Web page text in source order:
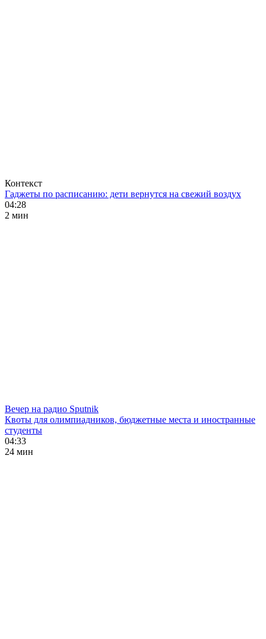
Контекст
Гаджеты по расписанию: дети вернутся на свежий воздух
04:28
2 мин
Вечер на радио Sputnik
Квоты для олимпиадников, бюджетные места и иностранные
студенты
04:33
24 мин